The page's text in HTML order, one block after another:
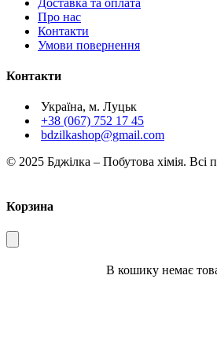
Про нас
Контакти
Умови повернення
Контакти
Україна, м. Луцьк
+38 (067) 752 17 45
bdzilkashop@gmail.com
© 2025 Бджілка – Побутова хімія. Всі
Корзина
В кошику немає